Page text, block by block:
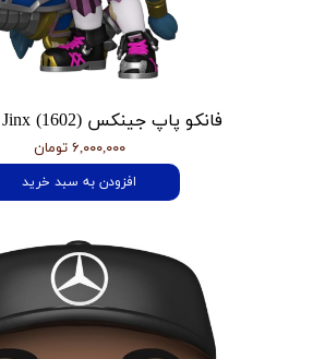
فانکو پاپ جینکس Arcane - Jinx (1602)
۶,۰۰۰,۰۰۰ تومان
افزودن به سبد خرید